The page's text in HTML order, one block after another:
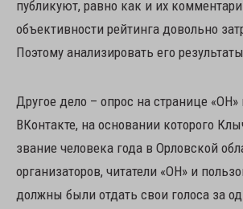
публикуют, равно как и их
объективности рейтинга довольно
Поэтому анализировать его
Другое дело – опрос на странице «ОН»
ВКонтакте, на основании которого
звание человека года в Орловской
организаторов, читатели «ОН» и
должны были отдать свои голоса за